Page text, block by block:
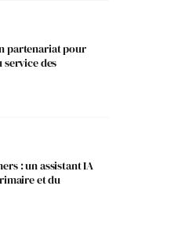
partenariat pour
des
: un assistant IA
et du